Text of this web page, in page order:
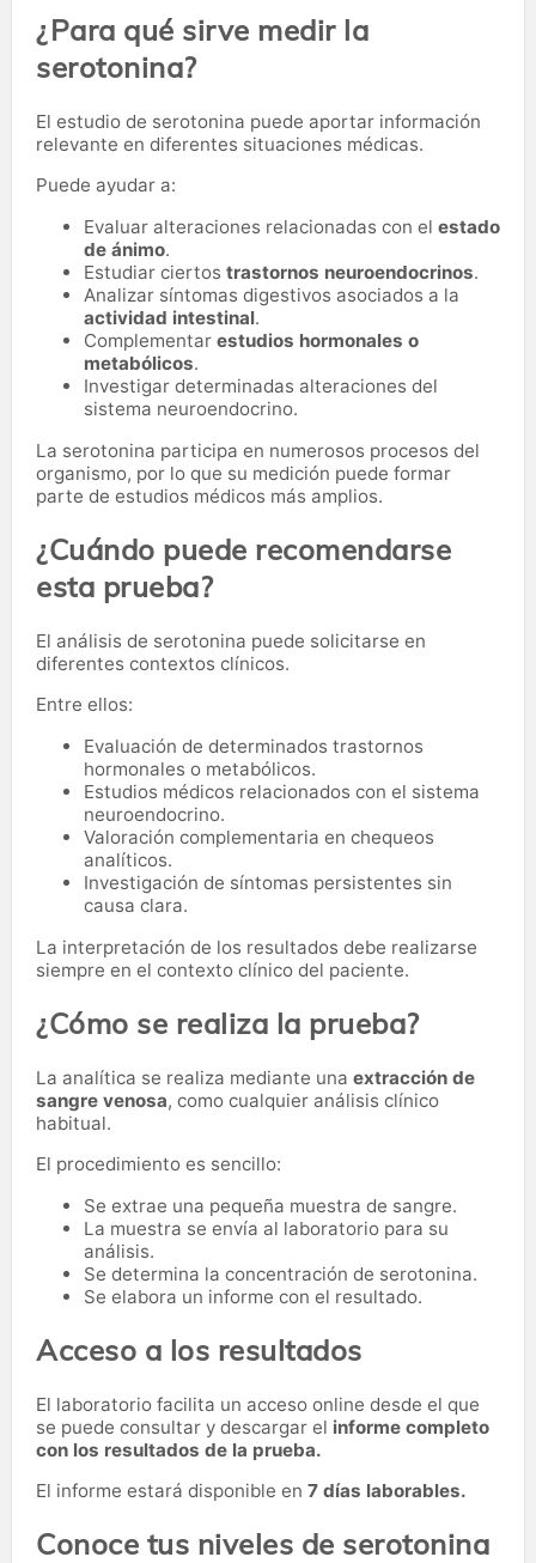
¿Para qué sirve medir la
serotonina?
El estudio de serotonina puede aportar información
relevante en diferentes situaciones médicas.
Puede ayudar a:
Evaluar alteraciones relacionadas con el estado
de ánimo.
Estudiar ciertos trastornos neuroendocrinos.
Analizar síntomas digestivos asociados a la
actividad intestinal.
Complementar estudios hormonales o
metabólicos.
Investigar determinadas alteraciones del
sistema neuroendocrino.
La serotonina participa en numerosos procesos del
organismo, por lo que su medición puede formar
parte de estudios médicos más amplios.
¿Cuándo puede recomendarse
esta prueba?
El análisis de serotonina puede solicitarse en
diferentes contextos clínicos.
Entre ellos:
Evaluación de determinados trastornos
hormonales o metabólicos.
Estudios médicos relacionados con el sistema
neuroendocrino.
Valoración complementaria en chequeos
analíticos.
Investigación de síntomas persistentes sin
causa clara.
La interpretación de los resultados debe realizarse
siempre en el contexto clínico del paciente.
¿Cómo se realiza la prueba?
La analítica se realiza mediante una extracción de
sangre venosa, como cualquier análisis clínico
habitual.
El procedimiento es sencillo:
Se extrae una pequeña muestra de sangre.
La muestra se envía al laboratorio para su
análisis.
Se determina la concentración de serotonina.
Se elabora un informe con el resultado.
Acceso a los resultados
El laboratorio facilita un acceso online desde el que
se puede consultar y descargar el informe completo
con los resultados de la prueba.
El informe estará disponible en 7 días laborables.
Conoce tus niveles de serotonina